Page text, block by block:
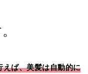
ば、美髪は自動的に